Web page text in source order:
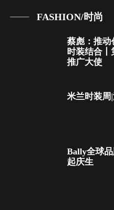
FASHION/时尚
蔡彪：推动
时装结合丨
推广大使
米兰时装周
Bally全球
起庆生